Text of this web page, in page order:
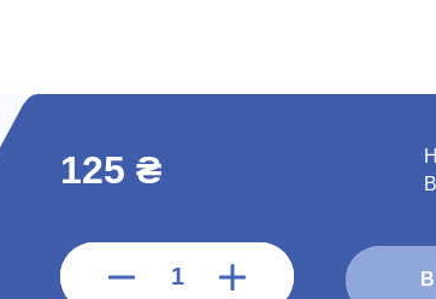
125 ₴